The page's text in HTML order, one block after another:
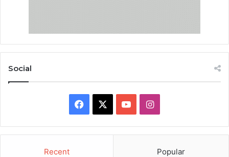
Social
Facebook YouTubeInstagram
Recent Popular